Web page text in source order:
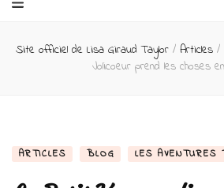
Site officiel de Lisa Giraud Taylor / Articles /
Jolicoeur prend les choses
ARTICLES BLOG LES AVENTURES